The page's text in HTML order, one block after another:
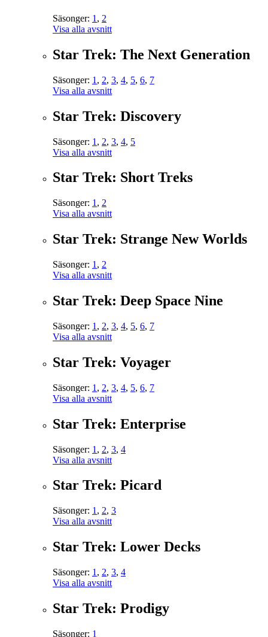
Säsonger: 1 , 2
Visa alla avsnitt
Star Trek: The Next Generation
Säsonger: 1 , 2, 3, 4, 5, 6, 7
Visa alla avsnitt
Star Trek: Discovery
Säsonger: 1 , 2, 3, 4, 5
Visa alla avsnitt
Star Trek: Short Treks
Säsonger: 1 , 2
Visa alla avsnitt
Star Trek: Strange New Worlds
Säsonger: 1 , 2
Visa alla avsnitt
Star Trek: Deep Space Nine
Säsonger: 1 , 2, 3, 4, 5, 6, 7
Visa alla avsnitt
Star Trek: Voyager
Säsonger: 1 , 2, 3, 4, 5, 6, 7
Visa alla avsnitt
Star Trek: Enterprise
Säsonger: 1 , 2, 3, 4
Visa alla avsnitt
Star Trek: Picard
Säsonger: 1 , 2, 3
Visa alla avsnitt
Star Trek: Lower Decks
Säsonger: 1 , 2, 3, 4
Visa alla avsnitt
Star Trek: Prodigy
Säsonger: 1